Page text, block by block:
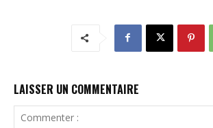
LAISSER UN COMMENTAIRE